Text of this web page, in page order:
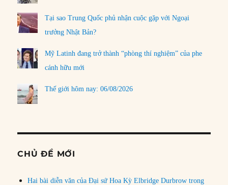
Tại sao Trung Quốc phủ nhận cuộc gặp với Ngoại
trưởng Nhật Bản?
Mỹ Latinh đang trở thành “phòng thí nghiệm” của phe
cánh hữu mới
Thế giới hôm nay: 06/08/2026
CHỦ ĐỀ MỚI
Hai bài diễn văn của Đại sứ Hoa Kỳ Elbridge Durbrow trong